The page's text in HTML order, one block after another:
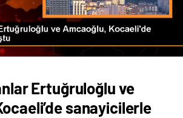
Ertuğruloğlu ve
sanayicilerle